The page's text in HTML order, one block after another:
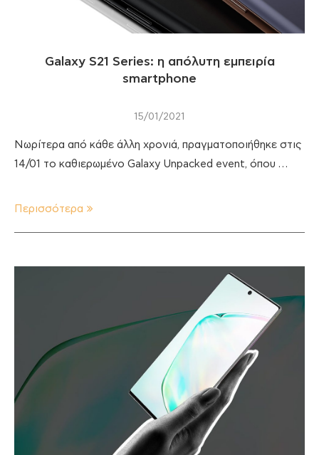
Galaxy S21 Series: η απόλυτη εμπειρία
smartphone
15/01/2021
Νωρίτερα από κάθε άλλη χρονιά, πραγματοποιήθηκε στις
14/01 το καθιερωμένο Galaxy Unpacked event, όπου …
Περισσότερα